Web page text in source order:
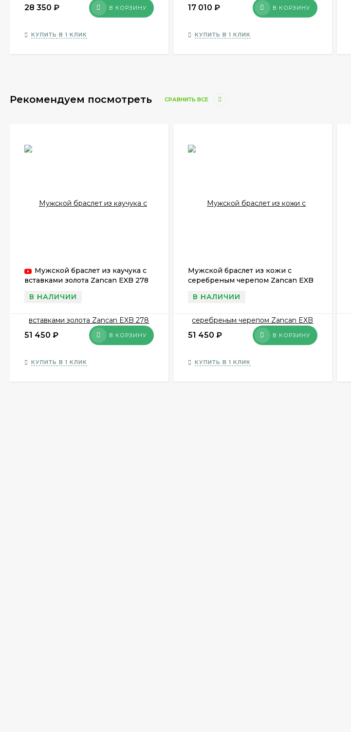
28 350 ₽ В КОРЗИНУ
КУПИТЬ В 1 КЛИК
17 010 ₽ В КОРЗИНУ
КУПИТЬ В 1 КЛИК
Рекомендуем посмотреть СРАВНИТЬ ВСЕ
Мужской браслет из каучука с
вставками золота Zancan EXB 278
В НАЛИЧИИ
51 450 ₽ В КОРЗИНУ
КУПИТЬ В 1 КЛИК
Мужской браслет из кожи с
серебреным черепом Zancan EXB
В НАЛИЧИИ
51 450 ₽ В КОРЗИНУ
КУПИТЬ В 1 КЛИК